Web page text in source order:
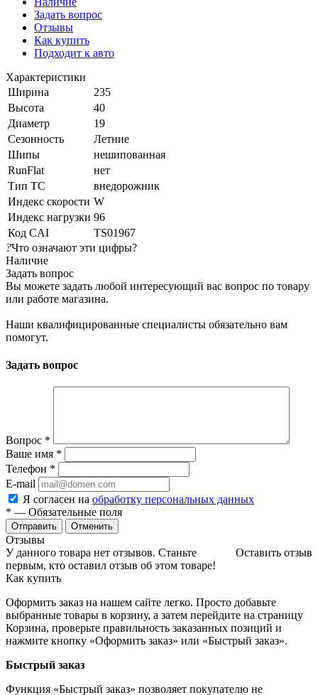
Задать вопрос
Отзывы
Как купить
Подходит к авто
Характеристики
Ширина
235
Высота
40
Диаметр
19
Сезонность
Летние
Шипы
нешипованная
RunFlat
нет
Тип ТС
внедорожник
Индекс скорости W
Индекс нагрузки 96
Код CAI
TS01967
?Что означают эти цифры?
Наличие
Задать вопрос
Вы можете задать любой интересующий вас вопрос по товару
или работе магазина.
Наши квалифицированные специалисты обязательно вам
помогут.
Задать вопрос
Вопрос *
Ваше имя *
Телефон *
E-mail
Я согласен на обработку персональных данных
* — Обязательные поля
Отменить
Отзывы
Оставить отзыв
У данного товара нет отзывов. Станьте
первым, кто оставил отзыв об этом товаре!
Как купить
Оформить заказ на нашем сайте легко. Просто добавьте
выбранные товары в корзину, а затем перейдите на страницу
Корзина, проверьте правильность заказанных позиций и
нажмите кнопку «Оформить заказ» или «Быстрый заказ».
Быстрый заказ
Функция «Быстрый заказ» позволяет покупателю не